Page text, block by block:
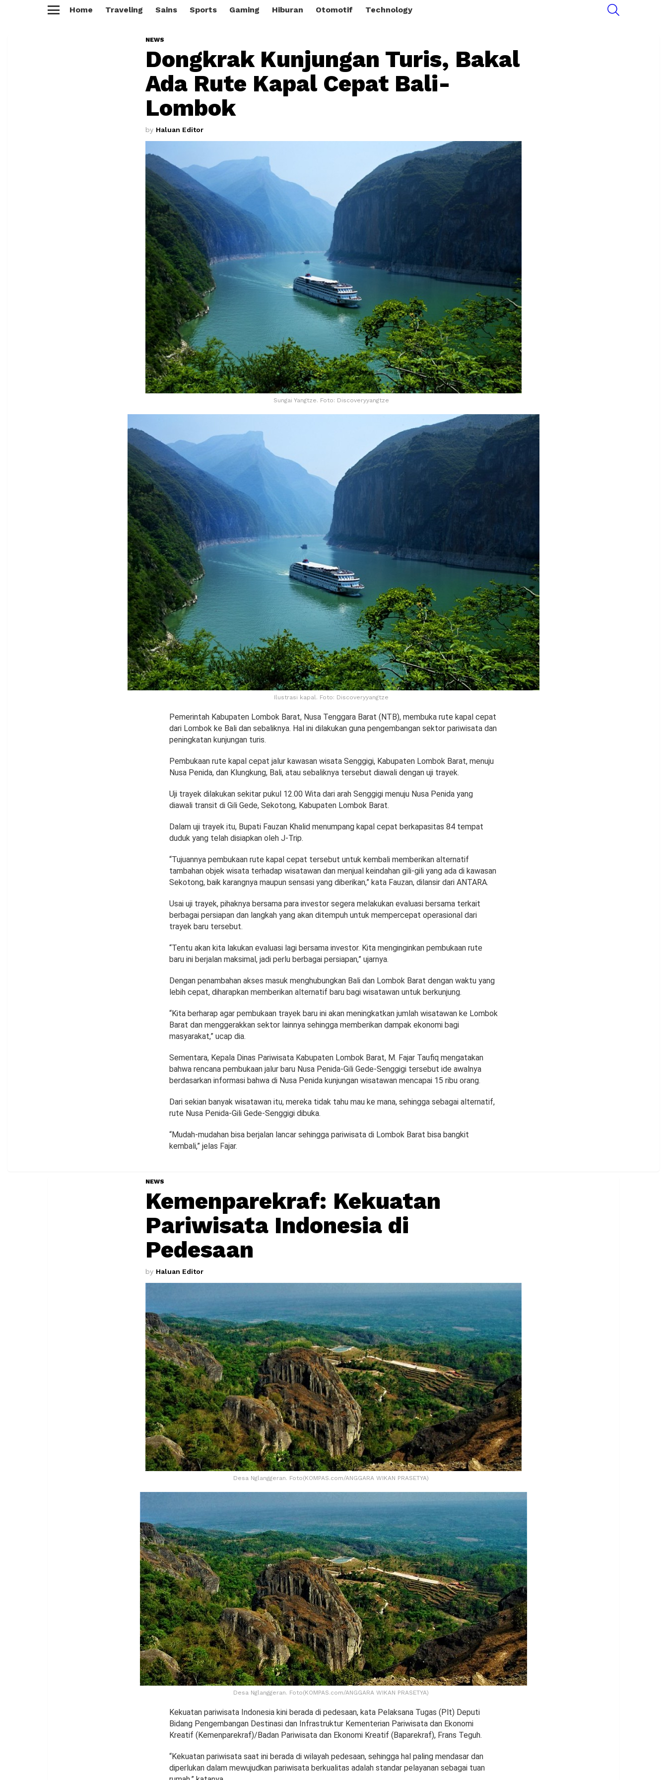
Home Traveling Sains Sports Gaming Hiburan Otomotif Technology
NEWS
Dongkrak Kunjungan Turis, Bakal
Ada Rute Kapal Cepat Bali-
Lombok
by Haluan Editor
Sungai Yangtze. Foto: Discoveryyangtze
Ilustrasi kapal. Foto: Discoveryyangtze
Pemerintah Kabupaten Lombok Barat, Nusa Tenggara Barat (NTB), membuka rute kapal cepat
dari Lombok ke Bali dan sebaliknya. Hal ini dilakukan guna pengembangan sektor pariwisata dan
peningkatan kunjungan turis.
Pembukaan rute kapal cepat jalur kawasan wisata Senggigi, Kabupaten Lombok Barat, menuju
Nusa Penida, dan Klungkung, Bali, atau sebaliknya tersebut diawali dengan uji trayek.
Uji trayek dilakukan sekitar pukul 12.00 Wita dari arah Senggigi menuju Nusa Penida yang
diawali transit di Gili Gede, Sekotong, Kabupaten Lombok Barat.
Dalam uji trayek itu, Bupati Fauzan Khalid menumpang kapal cepat berkapasitas 84 tempat
duduk yang telah disiapkan oleh J-Trip.
“Tujuannya pembukaan rute kapal cepat tersebut untuk kembali memberikan alternatif
tambahan objek wisata terhadap wisatawan dan menjual keindahan gili-gili yang ada di kawasan
Sekotong, baik karangnya maupun sensasi yang diberikan,” kata Fauzan, dilansir dari ANTARA.
Usai uji trayek, pihaknya bersama para investor segera melakukan evaluasi bersama terkait
berbagai persiapan dan langkah yang akan ditempuh untuk mempercepat operasional dari
trayek baru tersebut.
“Tentu akan kita lakukan evaluasi lagi bersama investor. Kita menginginkan pembukaan rute
baru ini berjalan maksimal, jadi perlu berbagai persiapan,” ujarnya.
Dengan penambahan akses masuk menghubungkan Bali dan Lombok Barat dengan waktu yang
lebih cepat, diharapkan memberikan alternatif baru bagi wisatawan untuk berkunjung.
“Kita berharap agar pembukaan trayek baru ini akan meningkatkan jumlah wisatawan ke Lombok
Barat dan menggerakkan sektor lainnya sehingga memberikan dampak ekonomi bagi
masyarakat,” ucap dia.
Sementara, Kepala Dinas Pariwisata Kabupaten Lombok Barat, M. Fajar Taufiq mengatakan
bahwa rencana pembukaan jalur baru Nusa Penida-Gili Gede-Senggigi tersebut ide awalnya
berdasarkan informasi bahwa di Nusa Penida kunjungan wisatawan mencapai 15 ribu orang.
Dari sekian banyak wisatawan itu, mereka tidak tahu mau ke mana, sehingga sebagai alternatif,
rute Nusa Penida-Gili Gede-Senggigi dibuka.
“Mudah-mudahan bisa berjalan lancar sehingga pariwisata di Lombok Barat bisa bangkit
kembali,” jelas Fajar.
NEWS
Kemenparekraf: Kekuatan
Pariwisata Indonesia di
Pedesaan
by Haluan Editor
Desa Nglanggeran. Foto(KOMPAS.com/ANGGARA WIKAN PRASETYA)
Desa Nglanggeran. Foto(KOMPAS.com/ANGGARA WIKAN PRASETYA)
Kekuatan pariwisata Indonesia kini berada di pedesaan, kata Pelaksana Tugas (Plt) Deputi
Bidang Pengembangan Destinasi dan Infrastruktur Kementerian Pariwisata dan Ekonomi
Kreatif (Kemenparekraf)/Badan Pariwisata dan Ekonomi Kreatif (Baparekraf), Frans Teguh.
“Kekuatan pariwisata saat ini berada di wilayah pedesaan, sehingga hal paling mendasar dan
diperlukan dalam mewujudkan pariwisata berkualitas adalah standar pelayanan sebagai tuan